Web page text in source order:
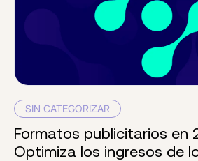
SIN CATEGORIZAR
Formatos publicitarios en
Optimiza los ingresos de